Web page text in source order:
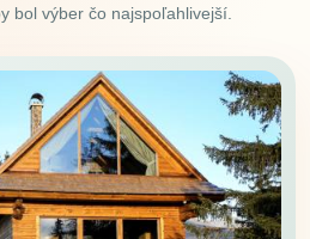
bol výber čo najspoľahlivejší.